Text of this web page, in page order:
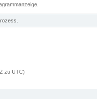
zu UTC)